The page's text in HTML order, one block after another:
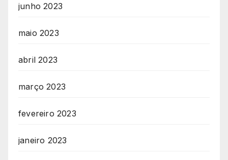
junho 2023
maio 2023
abril 2023
março 2023
fevereiro 2023
janeiro 2023